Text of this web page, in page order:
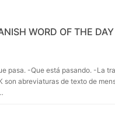
WORD OF THE DAY
pasa. -Que está pasando. -La
son abreviaturas de texto de